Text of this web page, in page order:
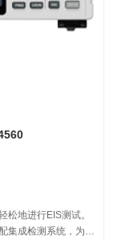
松地进行EIS测试。
集成检测系统，为大